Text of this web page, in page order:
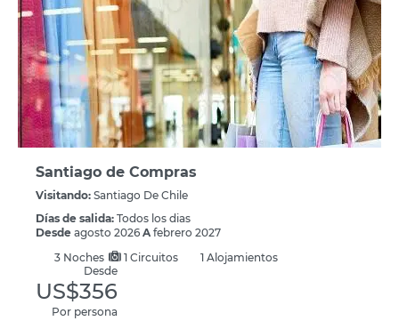
Santiago de Compras
Visitando: Santiago De Chile
Días de salida: Todos los dias
Desde agosto 2026 A febrero 2027
3 Noches 1 Circuitos
1 Alojamientos
Desde
US$356
Por persona